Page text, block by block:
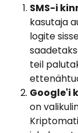
SMS-i
kasutaja
logite
teil
Google'i
on